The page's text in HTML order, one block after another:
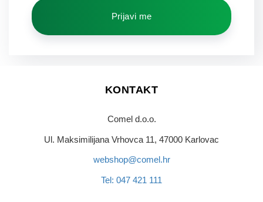
Prijavi me
KONTAKT
Comel d.o.o.
Ul. Maksimilijana Vrhovca 11, 47000 Karlovac
webshop@comel.hr
Tel: 047 421 111